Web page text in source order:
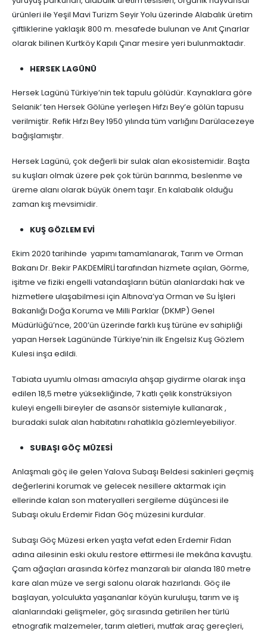
ürünleri ile Yeşil Mavi Turizm Seyir Yolu üzerinde Alabalık üretim
çiftliklerine yaklaşık 800 m. mesafede bulunan ve Anıt Çınarlar
olarak bilinen Kurtköy Kapılı Çınar mesire yeri bulunmaktadır.
HERSEK LAGÜNÜ
Hersek Lagünü Türkiye’nin tek tapulu gölüdür. Kaynaklara göre
Selanik’ ten Hersek Gölüne yerleşen Hıfzı Bey’e gölün tapusu
verilmiştir. Refik Hıfzı Bey 1950 yılında tüm varlığını Darülacezeye
bağışlamıştır.
Hersek Lagünü, çok değerli bir sulak alan ekosistemidir. Başta
su kuşları olmak üzere pek çok türün barınma, beslenme ve
üreme alanı olarak büyük önem taşır. En kalabalık olduğu
zaman kış mevsimidir.
KUŞ GÖZLEM EVİ
Ekim 2020 tarihinde yapımı tamamlanarak, Tarım ve Orman
Bakanı Dr. Bekir PAKDEMİRLİ tarafından hizmete açılan, Görme,
işitme ve fiziki engelli vatandaşların bütün alanlardaki hak ve
hizmetlere ulaşabilmesi için Altınova’ya Orman ve Su İşleri
Bakanlığı Doğa Koruma ve Milli Parklar (DKMP) Genel
Müdürlüğü’nce, 200’ün üzerinde farklı kuş türüne ev sahipliği
yapan Hersek Lagününde Türkiye’nin ilk Engelsiz Kuş Gözlem
Kulesi inşa edildi.
Tabiata uyumlu olması amacıyla ahşap giydirme olarak inşa
edilen 18,5 metre yüksekliğinde, 7 katlı çelik konstrüksiyon
kuleyi engelli bireyler de asansör sistemiyle kullanarak ,
buradaki sulak alan habitatını rahatlıkla gözlemleyebiliyor.
SUBAŞI GÖÇ MÜZESİ
Anlaşmalı göç ile gelen Yalova Subaşı Beldesi sakinleri geçmiş
değerlerini korumak ve gelecek nesillere aktarmak için
ellerinde kalan son materyalleri sergileme düşüncesi ile
Subaşı okulu Erdemir Fidan Göç müzesini kurdular.
Subaşı Göç Müzesi erken yaşta vefat eden Erdemir Fidan
adına ailesinin eski okulu restore ettirmesi ile mekâna kavuştu.
Çam ağaçları arasında körfez manzaralı bir alanda 180 metre
kare alan müze ve sergi salonu olarak hazırlandı. Göç ile
başlayan, yolculukta yaşananlar köyün kuruluşu, tarım ve iş
alanlarındaki gelişmeler, göç sırasında getirilen her türlü
etnografik malzemeler, tarım aletleri, mutfak araç gereçleri,